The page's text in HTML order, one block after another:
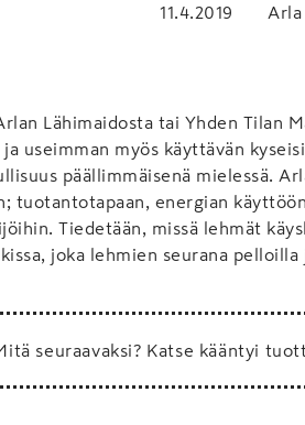
11.4.2019 Arla
Lähimaidosta tai Yhden Tilan
useimman myös käyttävän
päällimmäisenä mielessä.
tuotantotapaan, energian
Tiedetään, missä lehmät
joka lehmien seurana pelloilla
seuraavaksi? Katse kääntyi